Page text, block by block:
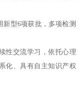
型6项获批，多项检测
性交流学习，依托心理
化、具有自主知识产权